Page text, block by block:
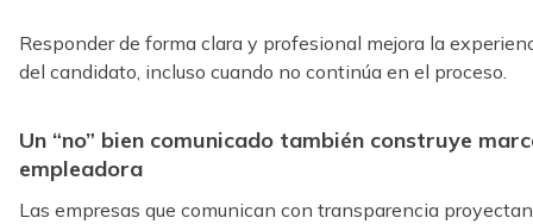
Responder de forma clara y profesional mejora la
del candidato, incluso cuando no continúa en el proceso.
Un “no” bien comunicado también construye
empleadora
Las empresas que comunican con transparencia proyectan